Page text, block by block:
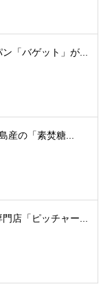
「バゲット」が...
産の「素焚糖...
店「ピッチャー...